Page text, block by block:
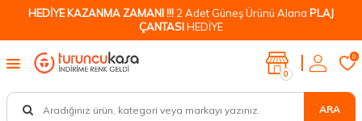
HEDİYE KAZANMA ZAMANI !!! 2 Adet Güneş Ürünü Alana PLAJ
ÇANTASIHEDİYE
ARA
0
0